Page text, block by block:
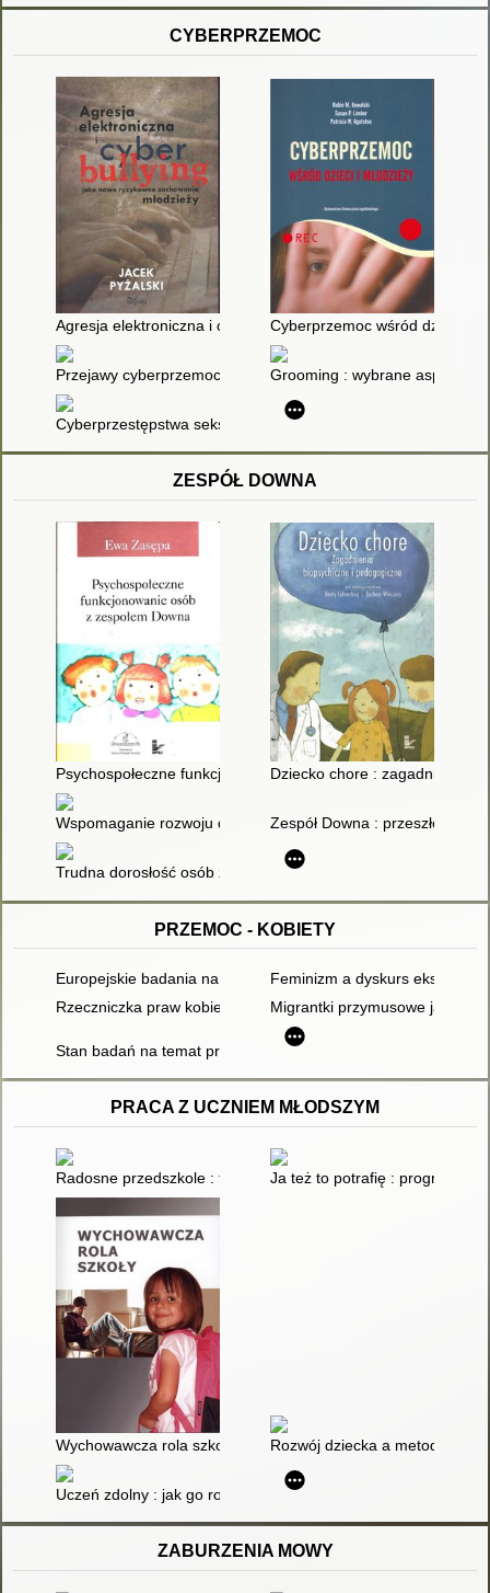
CYBERPRZEMOC
Agresja elektroniczna i cyberbullying jako nowe ryzykowne
Cyberprzemoc wśród dzieci i
Przejawy cyberprzemocy w sieciGrooming : wybrane aspekty
Cyberprzestępstwa seksualne na szkodę małoletniego w
ZESPÓŁ DOWNA
Psychospołeczne funkcjonowanie osób z zespołem Downa
Dziecko chore : zagadnienia
Wspomaganie rozwoju dzieci z zespołem Downa : teoria i
Zespół Downa : przeszłość,
Trudna dorosłość osób z zespołem Downa : jak możemy
PRZEMOC - KOBIETY
Europejskie badania na temat przemocy wobec kobiet
Feminizm a dyskurs ekspercki
Rzeczniczka praw kobiet
Migrantki przymusowe jako
Stan badań na temat przemocy wobec kobiet w starszym
PRACA Z UCZNIEM MŁODSZYM
Radosne przedszkole : tematy kompleksowe : zabawy,
Ja też to potrafię : program
Wychowawcza rola szkoły Rozwój dziecka a metody
Uczeń zdolny : jak go rozpoznać i jak z nim pracować
ZABURZENIA MOWY